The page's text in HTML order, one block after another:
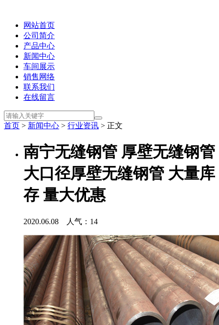
网站首页
公司简介
产品中心
新闻中心
车间展示
销售网络
联系我们
在线留言
首页 > 新闻中心 > 行业资讯 > 正文
南宁无缝钢管 厚壁无缝钢管
大口径厚壁无缝钢管 大量库
存 量大优惠
2020.06.08 人气： 14